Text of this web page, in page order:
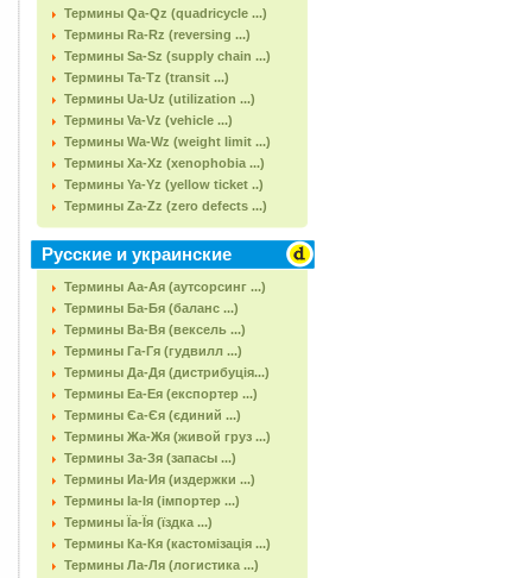
Термины Qa-Qz (quadricycle ...)
Термины Ra-Rz (reversing ...)
Термины Sa-Sz (supply chain ...)
Термины Ta-Tz (transit ...)
Термины Ua-Uz (utilization ...)
Термины Va-Vz (vehicle ...)
Термины Wa-Wz (weight limit ...)
Термины Xa-Xz (xenophobia ...)
Термины Ya-Yz (yellow ticket ..)
Термины Za-Zz (zero defects ...)
Русские и украинские
Термины Аа-Ая (аутсорсинг ...)
Термины Ба-Бя (баланс ...)
Термины Ва-Вя (вексель ...)
Термины Га-Гя (гудвилл ...)
Термины Да-Дя (дистрибуція...)
Термины Еа-Ея (експортер ...)
Термины Єа-Єя (єдиний ...)
Термины Жа-Жя (живой груз ...)
Термины За-Зя (запасы ...)
Термины Иа-Ия (издержки ...)
Термины Іа-Ія (імпортер ...)
Термины Їа-Їя (їздка ...)
Термины Ка-Кя (кастомізація ...)
Термины Ла-Ля (логистика ...)